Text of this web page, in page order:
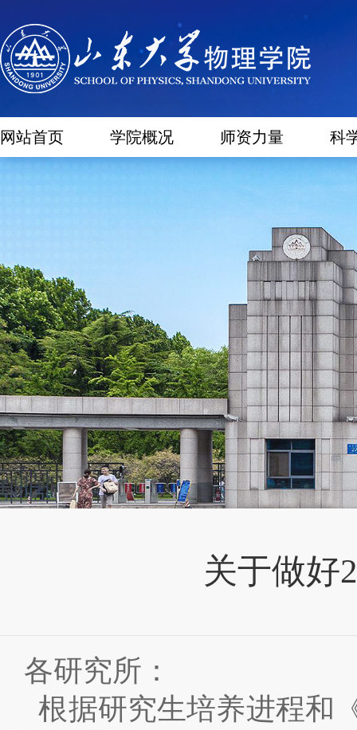
网站首页 学院概况 师资力量 科
关于做好
各研究所：
根据研究生培养进程和